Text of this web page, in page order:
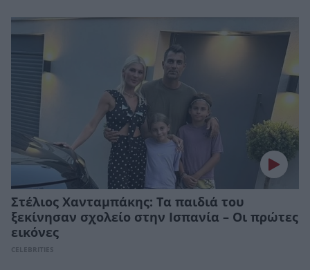
Στέλιος Χανταμπάκης: Τα παιδιά του
ξεκίνησαν σχολείο στην Ισπανία – Οι πρώτες
εικόνες
CELEBRITIES